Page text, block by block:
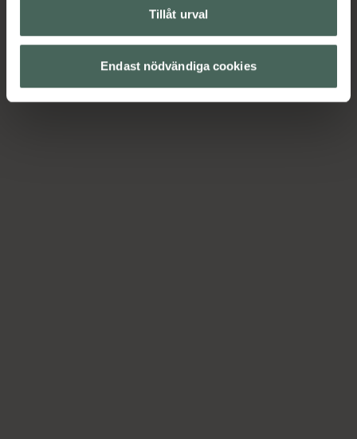
Tillåt urval
Endast nödvändiga cookies